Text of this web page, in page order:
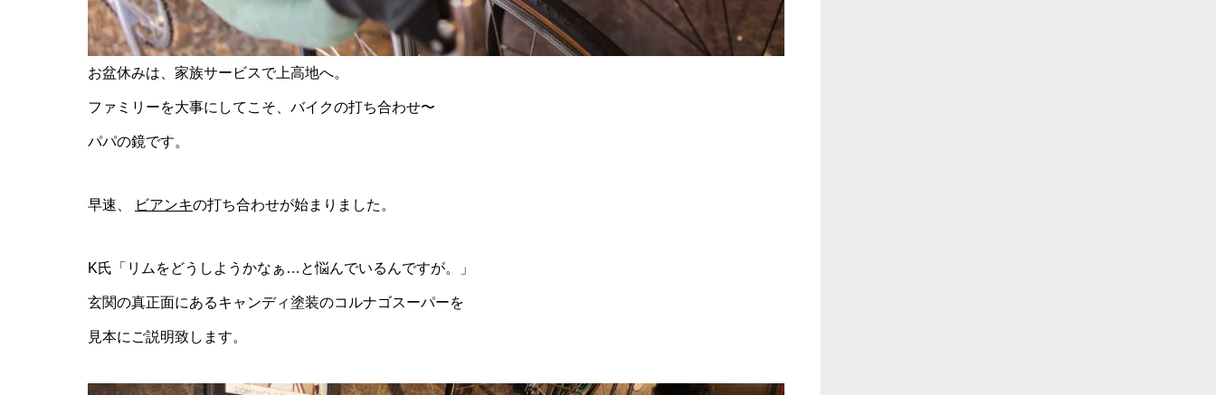
お盆休みは、家族サービスで上高地へ。
ファミリーを大事にしてこそ、バイクの打ち合わせ〜
パパの鏡です。
早速、 ビアンキの打ち合わせが始まりました。
K氏「リムをどうしようかなぁ…と悩んでいるんですが。」
玄関の真正面にあるキャンディ塗装のコルナゴスーパーを
見本にご説明致します。